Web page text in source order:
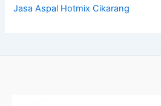
Jasa Aspal Hotmix Cikarang